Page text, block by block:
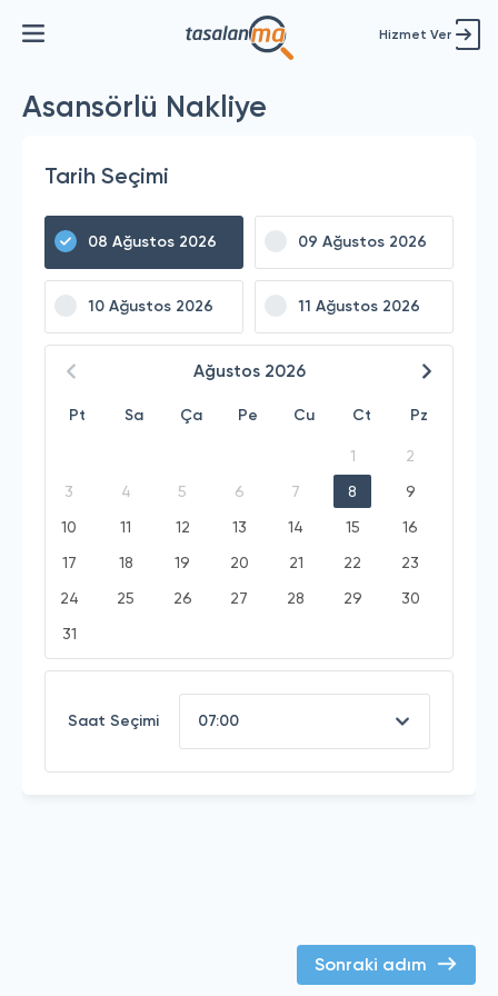
Hizmet Ver
Asansörlü Nakliye
Tarih Seçimi
08 Ağustos 2026 09 Ağustos 2026
10 Ağustos 2026 11 Ağustos 2026
Ağustos 2026
Pt Sa Ça Pe Cu Ct Pz
1
2
3
4 5 6 7 8
9
10
11 12 13 14 15
16
17
18 19 20 21 22
23
24
25 26 27 28 29
30
31
Saat Seçimi
Sonraki adım